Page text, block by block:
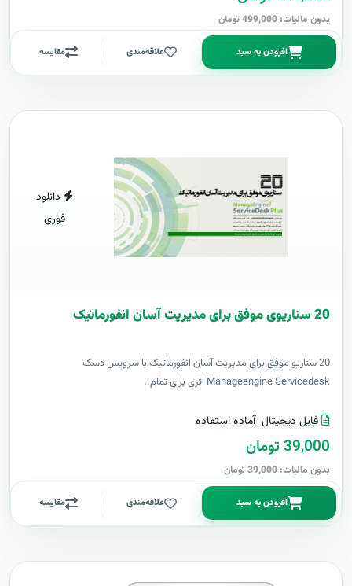
بدون مالیات: 499,000 تومان
افزودن به سبد علاقه‌مندی مقایسه
دانلود
فوری
20 سناریوی موفق برای مدیریت آسان انفورماتیک
20 سناریو موفق برای مدیریت آسان انفورماتیک با سرویس دسک
Manageengine Servicedesk اثری برای تمام..
فایل دیجیتال آماده استفاده
39,000 تومان
بدون مالیات: 39,000 تومان
افزودن به سبد علاقه‌مندی مقایسه